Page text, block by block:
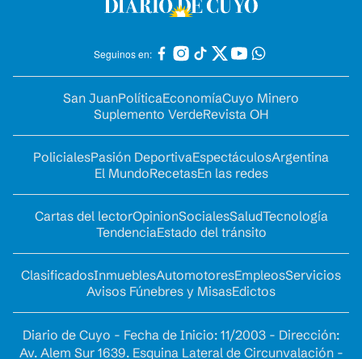
Seguinos en:
San JuanPolíticaEconomíaCuyo Minero
Suplemento VerdeRevista OH
PolicialesPasión DeportivaEspectáculosArgentina
El MundoRecetasEn las redes
Cartas del lectorOpinionSocialesSaludTecnología
TendenciaEstado del tránsito
ClasificadosInmueblesAutomotoresEmpleosServicios
Avisos Fúnebres y MisasEdictos
Diario de Cuyo - Fecha de Inicio: 11/2003 - Dirección:
Av. Alem Sur 1639. Esquina Lateral de Circunvalación -